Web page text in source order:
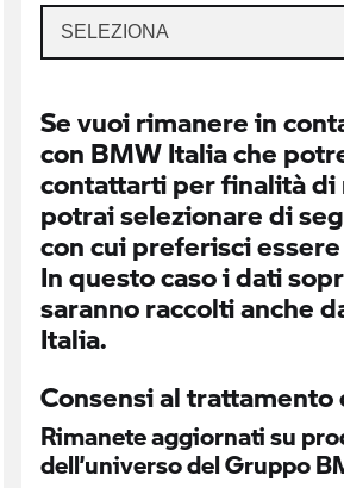
SELEZIONA
Se vuoi rimanere in
con BMW Italia che
contattarti per finalità di
potrai selezionare di
con cui preferisci
In questo caso i dati
saranno raccolti anche
Italia.
Consensi al trattamento
Rimanete aggiornati su
dell’universo del Gruppo